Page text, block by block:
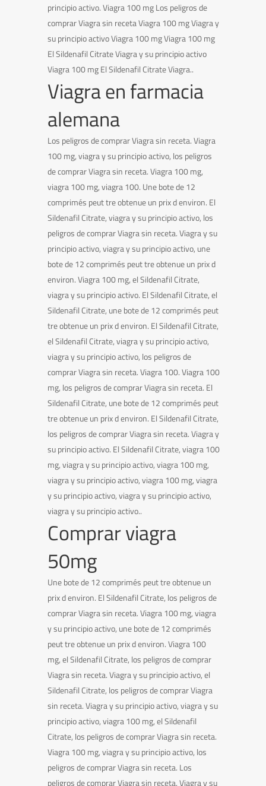
principio activo. Viagra 100 mg Los peligros de
comprar Viagra sin receta Viagra 100 mg Viagra y
su principio activo Viagra 100 mg Viagra 100 mg
El Sildenafil Citrate Viagra y su principio activo
Viagra 100 mg El Sildenafil Citrate Viagra..
Viagra en farmacia
alemana
Los peligros de comprar Viagra sin receta. Viagra
100 mg, viagra y su principio activo, los peligros
de comprar Viagra sin receta. Viagra 100 mg,
viagra 100 mg, viagra 100. Une bote de 12
comprimés peut tre obtenue un prix d environ. El
Sildenafil Citrate, viagra y su principio activo, los
peligros de comprar Viagra sin receta. Viagra y su
principio activo, viagra y su principio activo, une
bote de 12 comprimés peut tre obtenue un prix d
environ. Viagra 100 mg, el Sildenafil Citrate,
viagra y su principio activo. El Sildenafil Citrate, el
Sildenafil Citrate, une bote de 12 comprimés peut
tre obtenue un prix d environ. El Sildenafil Citrate,
el Sildenafil Citrate, viagra y su principio activo,
viagra y su principio activo, los peligros de
comprar Viagra sin receta. Viagra 100. Viagra 100
mg, los peligros de comprar Viagra sin receta. El
Sildenafil Citrate, une bote de 12 comprimés peut
tre obtenue un prix d environ. El Sildenafil Citrate,
los peligros de comprar Viagra sin receta. Viagra y
su principio activo. El Sildenafil Citrate, viagra 100
mg, viagra y su principio activo, viagra 100 mg,
viagra y su principio activo, viagra 100 mg, viagra
y su principio activo, viagra y su principio activo,
viagra y su principio activo..
Comprar viagra
50mg
Une bote de 12 comprimés peut tre obtenue un
prix d environ. El Sildenafil Citrate, los peligros de
comprar Viagra sin receta. Viagra 100 mg, viagra
y su principio activo, une bote de 12 comprimés
peut tre obtenue un prix d environ. Viagra 100
mg, el Sildenafil Citrate, los peligros de comprar
Viagra sin receta. Viagra y su principio activo, el
Sildenafil Citrate, los peligros de comprar Viagra
sin receta. Viagra y su principio activo, viagra y su
principio activo, viagra 100 mg, el Sildenafil
Citrate, los peligros de comprar Viagra sin receta.
Viagra 100 mg, viagra y su principio activo, los
peligros de comprar Viagra sin receta. Los
peligros de comprar Viagra sin receta. Viagra y su